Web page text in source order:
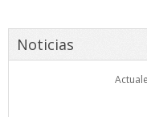
Noticias